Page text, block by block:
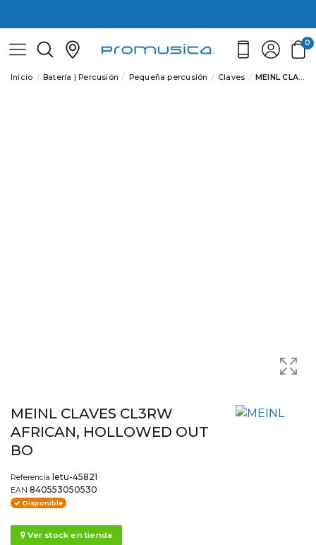
0
Inicio Batería | Percusión Pequeña percusión Claves MEINL CLAVES CL3RW AFRICAN, HOLLOWED OUT BO
MEINL CLAVES CL3RW
AFRICAN, HOLLOWED OUT
BO
Referencia letu-45821
EAN 840553050530
Disponible
Ver stock en tienda